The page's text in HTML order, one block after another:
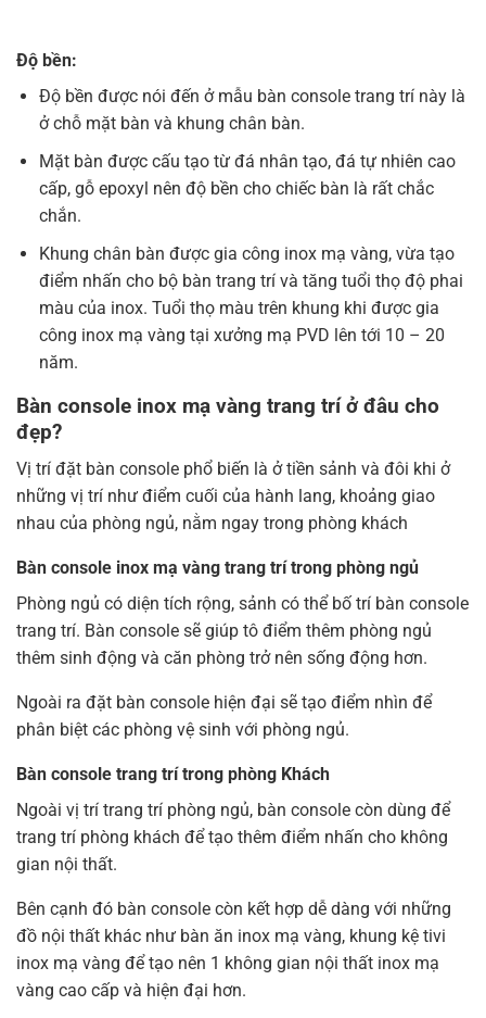
Độ bền:
Độ bền được nói đến ở mẫu bàn console trang trí này là
ở chỗ mặt bàn và khung chân bàn.
Mặt bàn được cấu tạo từ đá nhân tạo, đá tự nhiên cao
cấp, gỗ epoxyl nên độ bền cho chiếc bàn là rất chắc
chắn.
Khung chân bàn được gia công inox mạ vàng, vừa tạo
điểm nhấn cho bộ bàn trang trí và tăng tuổi thọ độ phai
màu của inox. Tuổi thọ màu trên khung khi được gia
công inox mạ vàng tại xưởng mạ PVD lên tới 10 – 20
năm.
Bàn console inox mạ vàng trang trí ở đâu cho
đẹp?
Vị trí đặt bàn console phổ biến là ở tiền sảnh và đôi khi ở
những vị trí như điểm cuối của hành lang, khoảng giao
nhau của phòng ngủ, nằm ngay trong phòng khách
Bàn console inox mạ vàng trang trí trong phòng ngủ
Phòng ngủ có diện tích rộng, sảnh có thể bố trí bàn console
trang trí. Bàn console sẽ giúp tô điểm thêm phòng ngủ
thêm sinh động và căn phòng trở nên sống động hơn.
Ngoài ra đặt bàn console hiện đại sẽ tạo điểm nhìn để
phân biệt các phòng vệ sinh với phòng ngủ.
Bàn console trang trí trong phòng Khách
Ngoài vị trí trang trí phòng ngủ, bàn console còn dùng để
trang trí phòng khách để tạo thêm điểm nhấn cho không
gian nội thất.
Bên cạnh đó bàn console còn kết hợp dễ dàng với những
đồ nội thất khác như bàn ăn inox mạ vàng, khung kệ tivi
inox mạ vàng để tạo nên 1 không gian nội thất inox mạ
vàng cao cấp và hiện đại hơn.